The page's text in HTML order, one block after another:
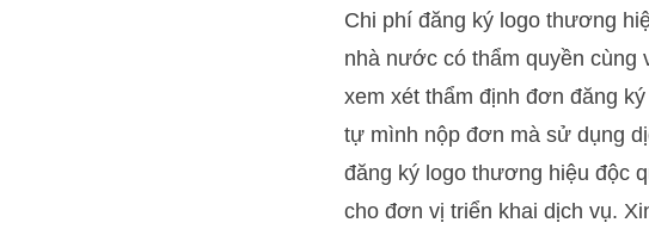
Chi phí đăng ký logo thương
nhà nước có thẩm quyền
xem xét thẩm định đơn đăng
tự mình nộp đơn mà sử dụng
đăng ký logo thương hiệu độc
cho đơn vị triển khai dịch vụ.